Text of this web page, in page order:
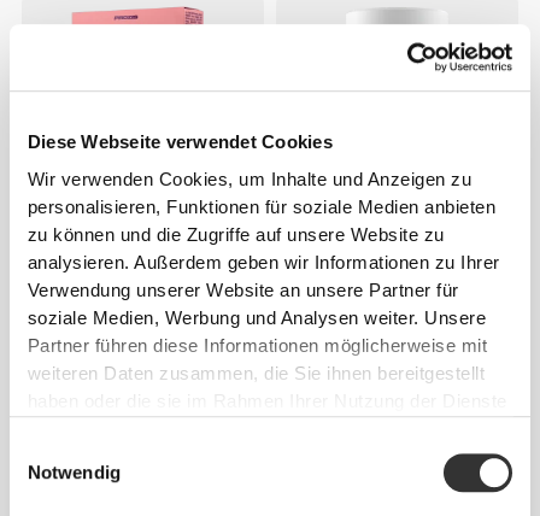
Diese Webseite verwendet Cookies
Wir verwenden Cookies, um Inhalte und Anzeigen zu
personalisieren, Funktionen für soziale Medien anbieten
zu können und die Zugriffe auf unsere Website zu
analysieren. Außerdem geben wir Informationen zu Ihrer
Verwendung unserer Website an unsere Partner für
soziale Medien, Werbung und Analysen weiter. Unsere
Partner führen diese Informationen möglicherweise mit
weiteren Daten zusammen, die Sie ihnen bereitgestellt
Notwendig
€3.39 €3.99
15%
H2O Brain - 8 sticks
€12.99
GABA 750 mg 60 veg caps